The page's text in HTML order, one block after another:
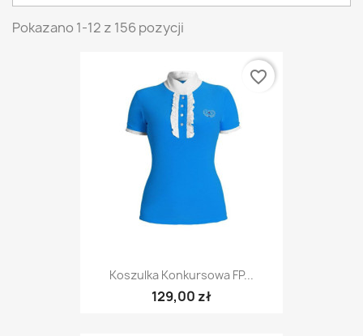
Pokazano 1-12 z 156 pozycji
Koszulka Konkursowa FP...
129,00 zł
favorite_border